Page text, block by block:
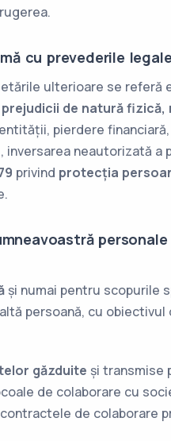
cu prevederile
ulterioare se
prejudicii de natură fizică,
pierdere
neautorizată a
privind protecția
și numai pentru scopurile
persoană, cu obiectivul
găzduite și transmise
de colaborare cu
de colaborare